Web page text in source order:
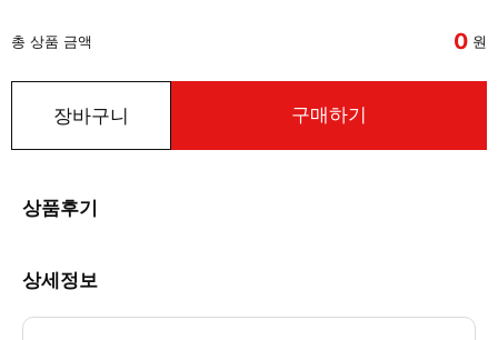
총 상품 금액 0 원
장바구니 구매하기
상품후기
상세정보